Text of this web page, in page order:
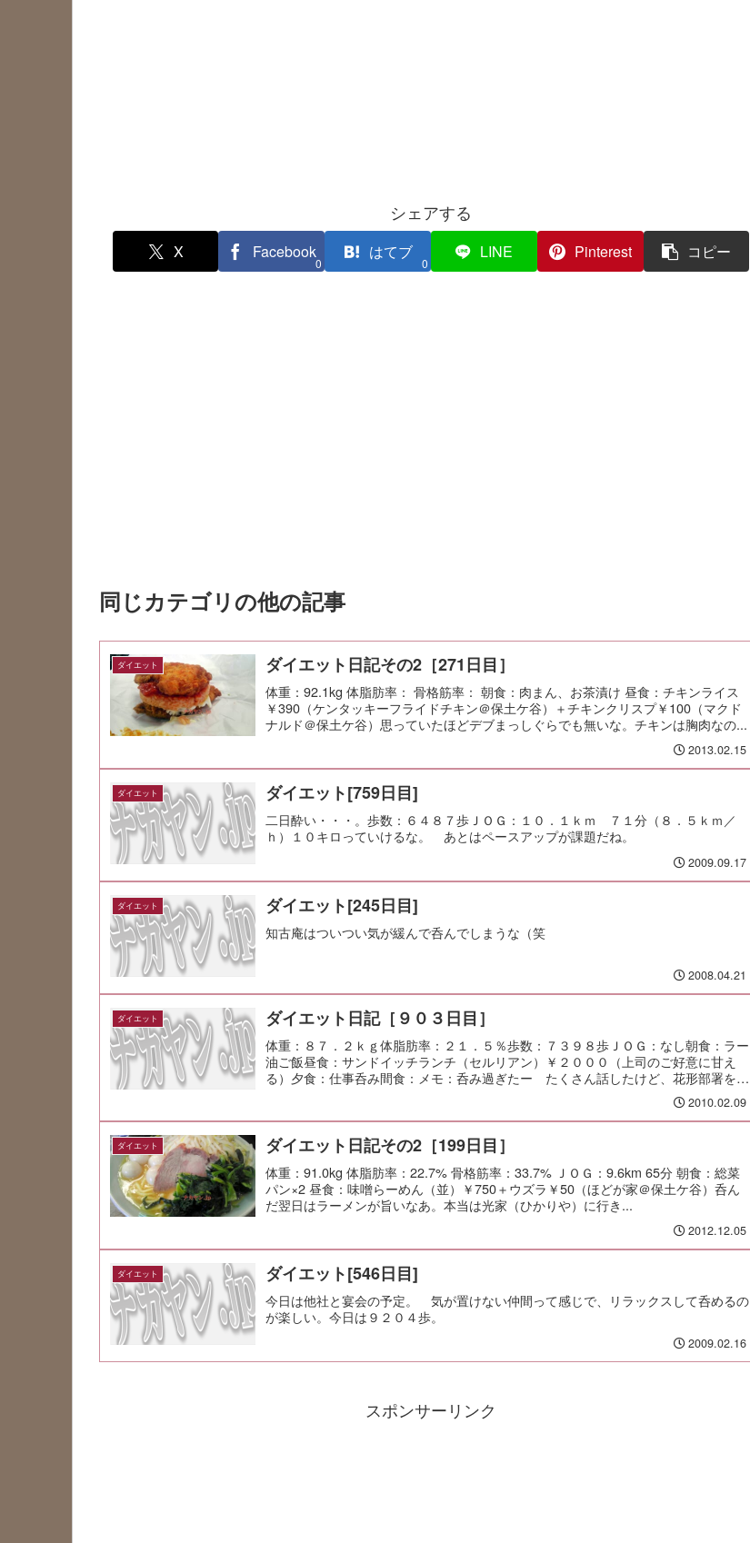
シェアする
X Facebook
0
はてブ
0
LINE Pinterest コピー
同じカテゴリの他の記事
ダイエット ダイエット日記その2［271日目］
体重：92.1kg 体脂肪率： 骨格筋率： 朝食：肉まん、お茶漬け 昼食：チキンライス
￥390（ケンタッキーフライドチキン＠保土ケ谷）＋チキンクリスプ￥100（マクド
ナルド＠保土ケ谷）思っていたほどデブまっしぐらでも無いな。チキンは胸肉なの...
2013.02.15
ダイエット ダイエット[759日目]
二日酔い・・・。歩数：６４８７歩ＪＯＧ：１０．１ｋｍ ７１分（８．５ｋｍ／
ｈ）１０キロっていけるな。 あとはペースアップが課題だね。
2009.09.17
ダイエット ダイエット[245日目]
知古庵はついつい気が緩んで呑んでしまうな（笑
2008.04.21
ダイエット ダイエット日記［９０３日目］
体重：８７．２ｋｇ体脂肪率：２１．５％歩数：７３９８歩ＪＯＧ：なし朝食：ラー
油ご飯昼食：サンドイッチランチ（セルリアン）￥２０００（上司のご好意に甘え
る）夕食：仕事呑み間食：メモ：呑み過ぎたー たくさん話したけど、花形部署を作
2010.02.09
ダイエット ダイエット日記その2［199日目］
体重：91.0kg 体脂肪率：22.7% 骨格筋率：33.7% ＪＯＧ：9.6km 65分 朝食：総菜
パン×2 昼食：味噌らーめん（並）￥750＋ウズラ￥50（ほどが家＠保土ケ谷）呑ん
だ翌日はラーメンが旨いなあ。本当は光家（ひかりや）に行き...
2012.12.05
ダイエット ダイエット[546日目]
今日は他社と宴会の予定。 気が置けない仲間って感じで、リラックスして呑めるの
が楽しい。今日は９２０４歩。
2009.02.16
スポンサーリンク